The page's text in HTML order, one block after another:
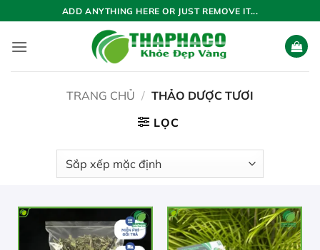
qua
nội
ADD ANYTHING HERE OR JUST REMOVE IT...
TRANG CHỦ / THẢO DƯỢC TƯƠI
LỌC